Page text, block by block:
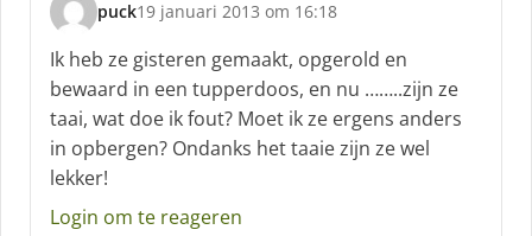
puck
s
c
h
r
e
e
f
19 januari 2013 om 16:18
Ik heb ze gisteren gemaakt, opgerold en
bewaard in een tupperdoos, en nu ……..zijn ze
taai, wat doe ik fout? Moet ik ze ergens anders
in opbergen? Ondanks het taaie zijn ze wel
lekker!
Login om te reageren